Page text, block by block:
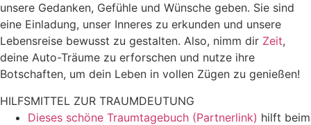
unsere Gedanken, Gefühle und Wünsche geben. Sie sind
eine Einladung, unser Inneres zu erkunden und unsere
Lebensreise bewusst zu gestalten. Also, nimm dir Zeit,
deine Auto-Träume zu erforschen und nutze ihre
Botschaften, um dein Leben in vollen Zügen zu genießen!
HILFSMITTEL ZUR TRAUMDEUTUNG
Dieses schöne Traumtagebuch (Partnerlink) hilft beim